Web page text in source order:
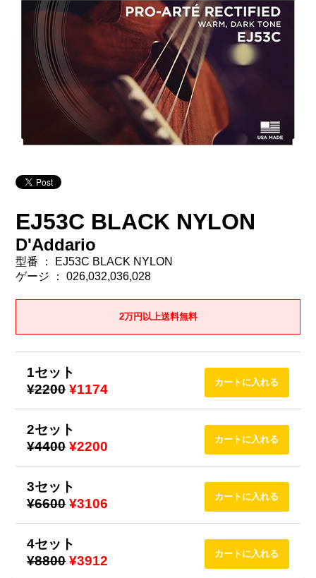
EJ53C BLACK NYLON
D'Addario
型番 ： EJ53C BLACK NYLON
ゲージ ： 026,032,036,028
2万円以上送料無料
1セット
¥2200 ¥1174
2セット
¥4400 ¥2200
3セット
¥6600 ¥3106
4セット
¥8800 ¥3912